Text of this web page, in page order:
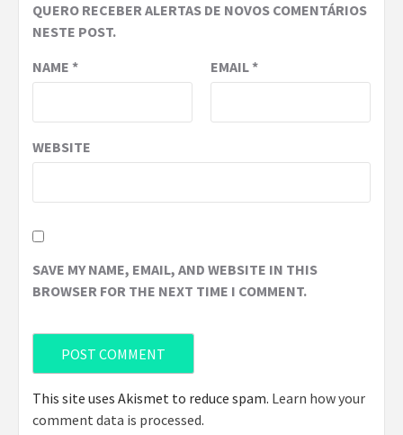
QUERO RECEBER ALERTAS DE NOVOS COMENTÁRIOS
NESTE POST.
NAME * EMAIL*
WEBSITE
SAVE MY NAME, EMAIL, AND WEBSITE IN THIS
BROWSER FOR THE NEXT TIME I COMMENT.
This site uses Akismet to reduce spam. Learn how your
comment data is processed.